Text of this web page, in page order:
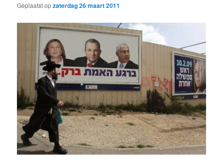
Geplaatst opzaterdag 26 maart 2011